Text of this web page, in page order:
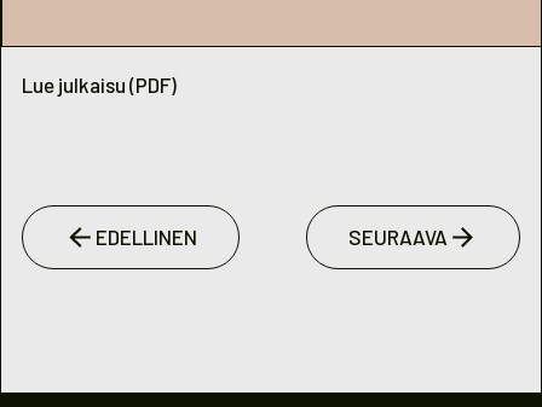
Lue julkaisu (PDF)
EDELLINEN SEURAAVA